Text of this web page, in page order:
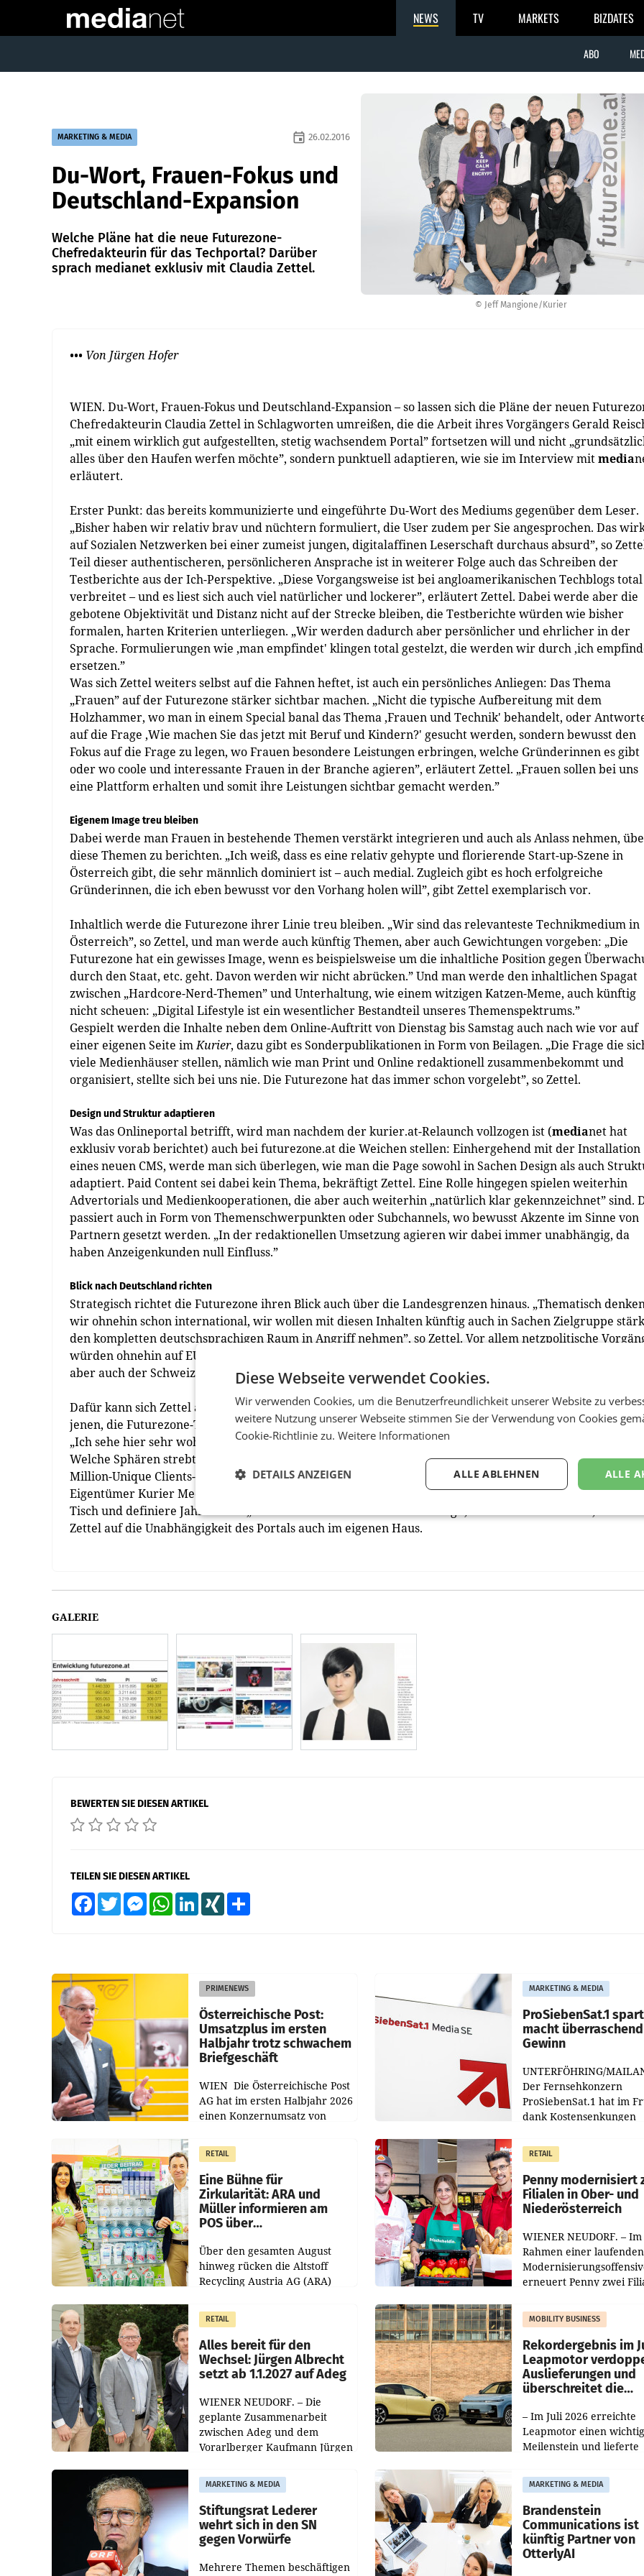
NEWS TV MARKETS BIZDATES
ABO
© Jeff Mangione/Kurier
MARKETING & MEDIA event 26.02.2016
Du-Wort, Frauen-Fokus und
Deutschland-Expansion
Welche Pläne hat die neue Futurezone-
Chefredakteurin für das ­Techportal? Darüber
sprach medianet exklusiv mit Claudia Zettel.
••• Von Jürgen Hofer
WIEN. Du-Wort, Frauen-Fokus und Deutschland-Expansion – so lassen sich die Pläne der neuen
Chefredakteurin Claudia ­Zettel in Schlagworten umreißen, die die Arbeit ihres Vorgängers ­Gerald
„mit einem wirklich gut aufgestellten, stetig wachsendem Portal” fortsetzen will und nicht
alles über den Haufen werfen möchte”, sondern punktuell adaptieren, wie sie im Interview mitmedia
erläutert.
Erster Punkt: das bereits kommunizierte und eingeführte Du-Wort des Mediums gegenüber dem Leser.
„Bisher haben wir relativ brav und nüchtern formuliert, die User zudem per Sie angesprochen. Das
auf Sozialen Netzwerken bei einer zumeist jungen, digi­talaffinen Leserschaft durchaus absurd”, so
Teil dieser authentischeren, persönlicheren Ansprache ist in weiterer Folge auch das Schreiben der
Testberichte aus der Ich-Perspektive. „Diese Vorgangsweise ist bei angloamerikanischen Techblogs total
verbreitet – und es liest sich auch viel natürlicher und lockerer”, erläutert Zettel. Dabei werde aber die
gebotene Objektivität und Distanz nicht auf der Strecke bleiben, die Test­berichte würden wie bisher
formalen, harten Kriterien unterliegen. „Wir werden dadurch aber persönlicher und ehrlicher in der
Sprache. Formulierungen wie ‚man empfindet' klingen total gestelzt, die werden wir durch ‚ich
ersetzen.”
Was sich Zettel weiters selbst auf die Fahnen heftet, ist auch ein persönliches Anliegen: Das Thema
„Frauen” auf der Futurezone stärker sichtbar machen. „Nicht die typische Aufbereitung mit dem
Holzhammer, wo man in einem Special banal das Thema ‚Frauen und Technik' behandelt, oder
auf die Frage ‚Wie machen Sie das jetzt mit Beruf und Kindern?' gesucht werden, sondern bewusst den
Fokus auf die Frage zu legen, wo Frauen besondere Leistungen erbringen, welche Gründerinnen es gibt
oder wo coole und interessante Frauen in der Branche agieren”, erläutert Zettel. „Frauen sollen bei uns
eine Plattform erhalten und somit ihre Leistungen sichtbar gemacht werden.”
Eigenem Image treu bleiben
Dabei werde man Frauen in bestehende Themen verstärkt integrieren und auch als Anlass nehmen,
diese Themen zu berichten. „Ich weiß, dass es eine relativ gehypte und florierende Start-up-Szene in
Österreich gibt, die sehr männlich dominiert ist – auch medial. Zugleich gibt es hoch erfolgreiche
Gründerinnen, die ich eben bewusst vor den Vorhang holen will”, gibt Zettel exemplarisch vor.
Inhaltlich werde die Futurezone ihrer Linie treu bleiben. „Wir sind das relevanteste Technikmedium in
Österreich”, so Zettel, und man werde auch künftig Themen, aber auch Gewichtungen vorgeben: „Die
Futurezone hat ein gewisses Image, wenn es beispielsweise um die inhaltliche Position gegen
durch den Staat, etc. geht. Davon werden wir nicht abrücken.” Und man werde den inhaltlichen Spagat
zwischen „Hardcore-Nerd-Themen” und Unterhaltung, wie einem witzigen Katzen-Meme, auch künftig
nicht scheuen: „Digital Lifestyle ist ein wesentlicher Bestandteil unseres Themenspektrums.”
Gespielt werden die Inhalte neben dem Online-Auftritt von Dienstag bis Samstag auch nach wie vor auf
einer eigenen Seite imKurier, dazu gibt es Sonderpublikationen in Form von Beilagen. „Die Frage die
viele Medienhäuser stellen, nämlich wie man Print und Online redaktionell zusammenbekommt und
organisiert, stellte sich bei uns nie. Die Futurezone hat das immer schon vorgelebt”, so Zettel.
Design und Struktur adaptieren
Was das Onlineportal betrifft, wird man nachdem der kurier.at-Relaunch vollzogen ist (medianet hat
exklusiv vorab berichtet) auch bei futurezone.at die Weichen stellen: Einhergehend mit der Installation
eines neuen CMS, werde man sich überlegen, wie man die Page sowohl in Sachen Design als auch
adaptiert. Paid Content sei dabei kein Thema, bekräftigt Zettel. Eine Rolle hingegen spielen weiterhin
Advertorials und Medienkooperationen, die aber auch weiterhin „natürlich klar gekennzeichnet” sind.
passiert auch in Form von Themenschwerpunkten oder Subchannels, wo bewusst Akzente im Sinne von
Partnern gesetzt werden. „In der redaktionellen Umsetzung agieren wir dabei immer unabhängig, da
haben Anzeigenkunden null Einfluss.”
Blick nach Deutschland richten
Strategisch richtet die Future­zone ihren Blick auch über die Landesgrenzen hinaus. „Thematisch
wir ohnehin schon international, wir wollen mit diesen Inhalten künftig auch in Sachen Zielgruppe
den kompletten deutschsprachigen Raum in Angriff nehmen”, so Zettel. Vor allem netz­politische
würden ohnehin auf EU-Ebene passieren und seien damit automatisch auch für Leser aus Deutschland,
aber auch der Schweiz interessant, Neuvorstellungen von Hardware oder Testberichte ebenso.
Dafür kann sich Zettel auch vorstellen, mit befreundeten Medienhäusern zu kooperieren – weniger mit
jenen, die Futurezone-Themen bereits bedienen, sondern welche, die dieses Segment noch nicht
„Ich sehe hier sehr wohl Lücken, wo wir hinein können.”
Welche Sphären strebt Zettel in Sachen Wachstum und Zugriffe an? „Der Plan für heuer ist, in Richtung
Million-Unique Clients-Marke zu kommen und diese zu knacken”, so die Chefredakteurin. Vorgaben vom
Eigentümer Kurier Medienhaus habe sie nicht, man sitze aber sehr wohl jedes Jahr an einem
Tisch und definiere Jahresziele. „Es kommt aber keiner zu mir und sagt ‚das musst du machen'”, verweist
Zettel auf die Unabhängigkeit des Portals auch im eigenen Haus.
GALERIE
BEWERTEN SIE DIESEN ARTIKEL
TEILEN SIE DIESEN ARTIKEL
FacebookTwitter MessengerWhatsAppLinkedInXING
PRIMENEWS
Österreichische Post:
Umsatzplus im ersten
Halbjahr trotz schwachem
Briefgeschäft
WIEN Die Österreichische Post
AG hat im ersten Halbjahr 2026
einen Konzernumsatz von
erwirtschaftet, was einem Plus
von 3,8 Prozent gegenüber
dem Vergleichszeitraum
MARKETING & MEDIA
ProSiebenSat.1
macht
Gewinn
UNTERFÖHRING/
Der Fernsehkonzern
ProSiebenSat.1 hat im
dank Kostensenkungen
gemacht und die
Markterwartung deutlich
übertroffen.
RETAIL
Eine Bühne für
Zirkularität: ARA und
Müller informieren am
POS über
Über den gesamten August
hinweg rücken die Altstoff
Recycling Austria AG (ARA)
Müller die Initiative „Kreislauf-
Helden“ in allen
österreichischen Müller-Filialen
RETAIL
Penny modernisiert
Filialen in Ober- und
Niederösterreich
WIENER NEUDORF. – Im
Rahmen einer laufenden
erneuert Penny zwei
Die beiden Standorte
Haag sowie im rund
RETAIL
Alles bereit für den
Wechsel: Jürgen Albrecht
setzt ab 1.1.2027 auf Adeg
WIENER NEUDORF. – Die
geplante Zusammenarbeit
zwischen Adeg und dem
Vorarlberger Kaufmann Jürgen
freigegeben: Die
Bundeswettbewerbsbehörde
und der Bundeskartellanwalt
MOBILITY BUSINESS
Rekordergebnis im
Leapmotor
Auslieferungen und
überschreitet die
– Im Juli 2026 erreichte
Leapmotor einen
Meilenstein und lieferte
aus, womit sich das
gegenüber Juli 2025
verdoppelte (+102
MARKETING & MEDIA
Stiftungsrat Lederer
wehrt sich in den SN
gegen Vorwürfe
Mehrere Themen beschäftigen
MARKETING & MEDIA
Brandenstein
Communications ist
künftig Partner von
OtterlyAI
Diese Webseite verwendet Cookies.
Wir verwenden Cookies, um die Benutzerfreundlichkeit unserer Website zu
weitere Nutzung unserer Webseite stimmen Sie der Verwendung von Cookies
Cookie-Richtlinie zu. Weitere Informationen
ALLE
ALLE ABLEHNEN
DETAILS ANZEIGEN